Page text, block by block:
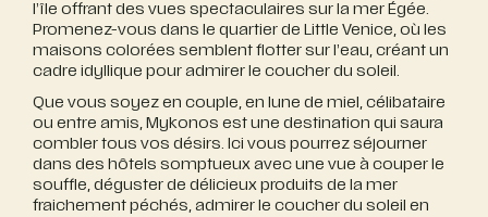
l’île offrant des vues spectaculaires sur la mer Égée.
Promenez-vous dans le quartier de Little Venice, où les
maisons colorées semblent flotter sur l’eau, créant un
cadre idyllique pour admirer le coucher du soleil.
Que vous soyez en couple, en lune de miel, célibataire
ou entre amis, Mykonos est une destination qui saura
combler tous vos désirs. Ici vous pourrez séjourner
dans des hôtels somptueux avec une vue à couper le
souffle, déguster de délicieux produits de la mer
fraichement péchés, admirer le coucher du soleil en